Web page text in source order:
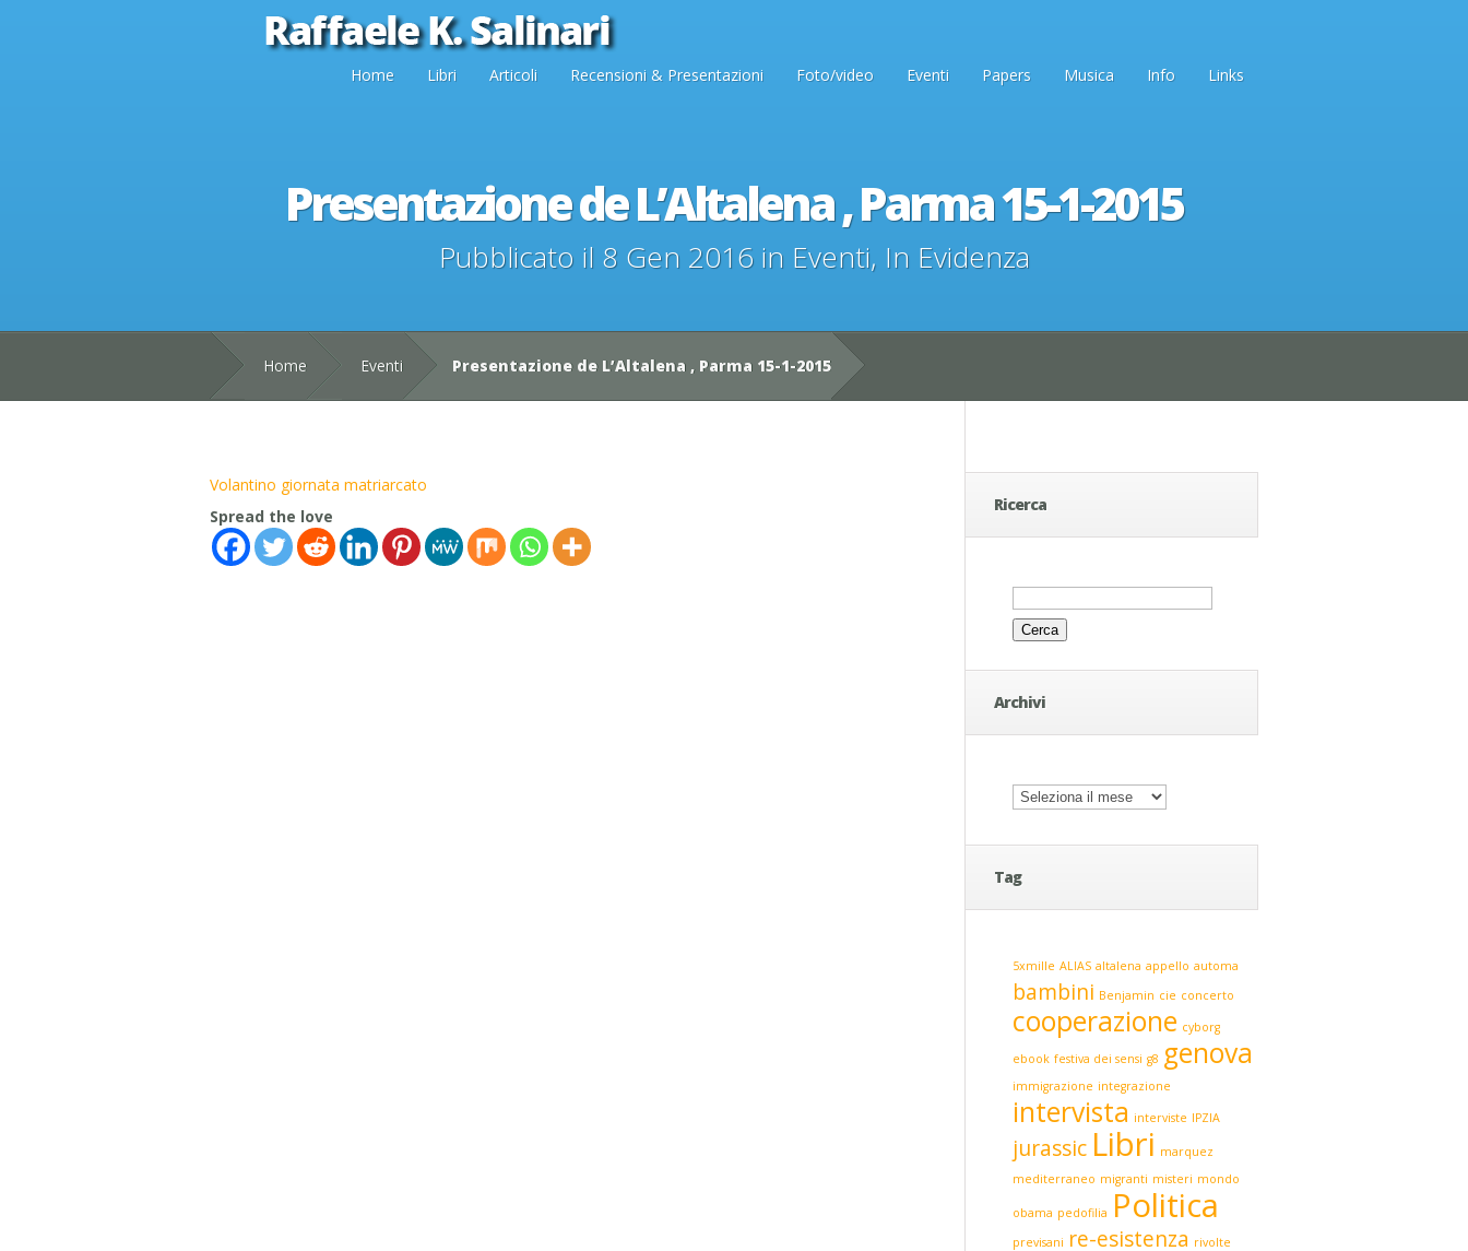
Home Libri Articoli Recensioni & Presentazioni Foto/video Eventi Papers Musica Info Links
Presentazione de L’Altalena , Parma 15-1-2015
Pubblicato il 8 Gen 2016 in Eventi, In Evidenza
Home Eventi Presentazione de L’Altalena , Parma 15-1-2015
Volantino giornata matriarcato
Spread the love
Ricerca
Ricerca
per:
Archivi
Archivi
Tag
5xmille ALIAS altalena appello automa
bambini Benjamin cie concerto
cooperazione cyborg
ebook festiva dei sensi g8 genova
immigrazione integrazione
intervista interviste IPZIA
jurassic Libri marquez
mediterraneo migranti misteri mondo
obama pedofilia Politica
previsani re-esistenza rivolte